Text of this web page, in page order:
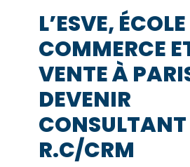
L’ESVE,
COMMERCE
VENTE À
DEVENIR
CONSULTANT
R.C/CRM